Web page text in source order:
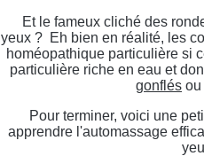
Et le fameux cliché des
yeux ? Eh bien en réalité, les
homéopathique particulière si
particulière riche en eau et
gonflés ou
Pour terminer, voici une
apprendre l'automassage